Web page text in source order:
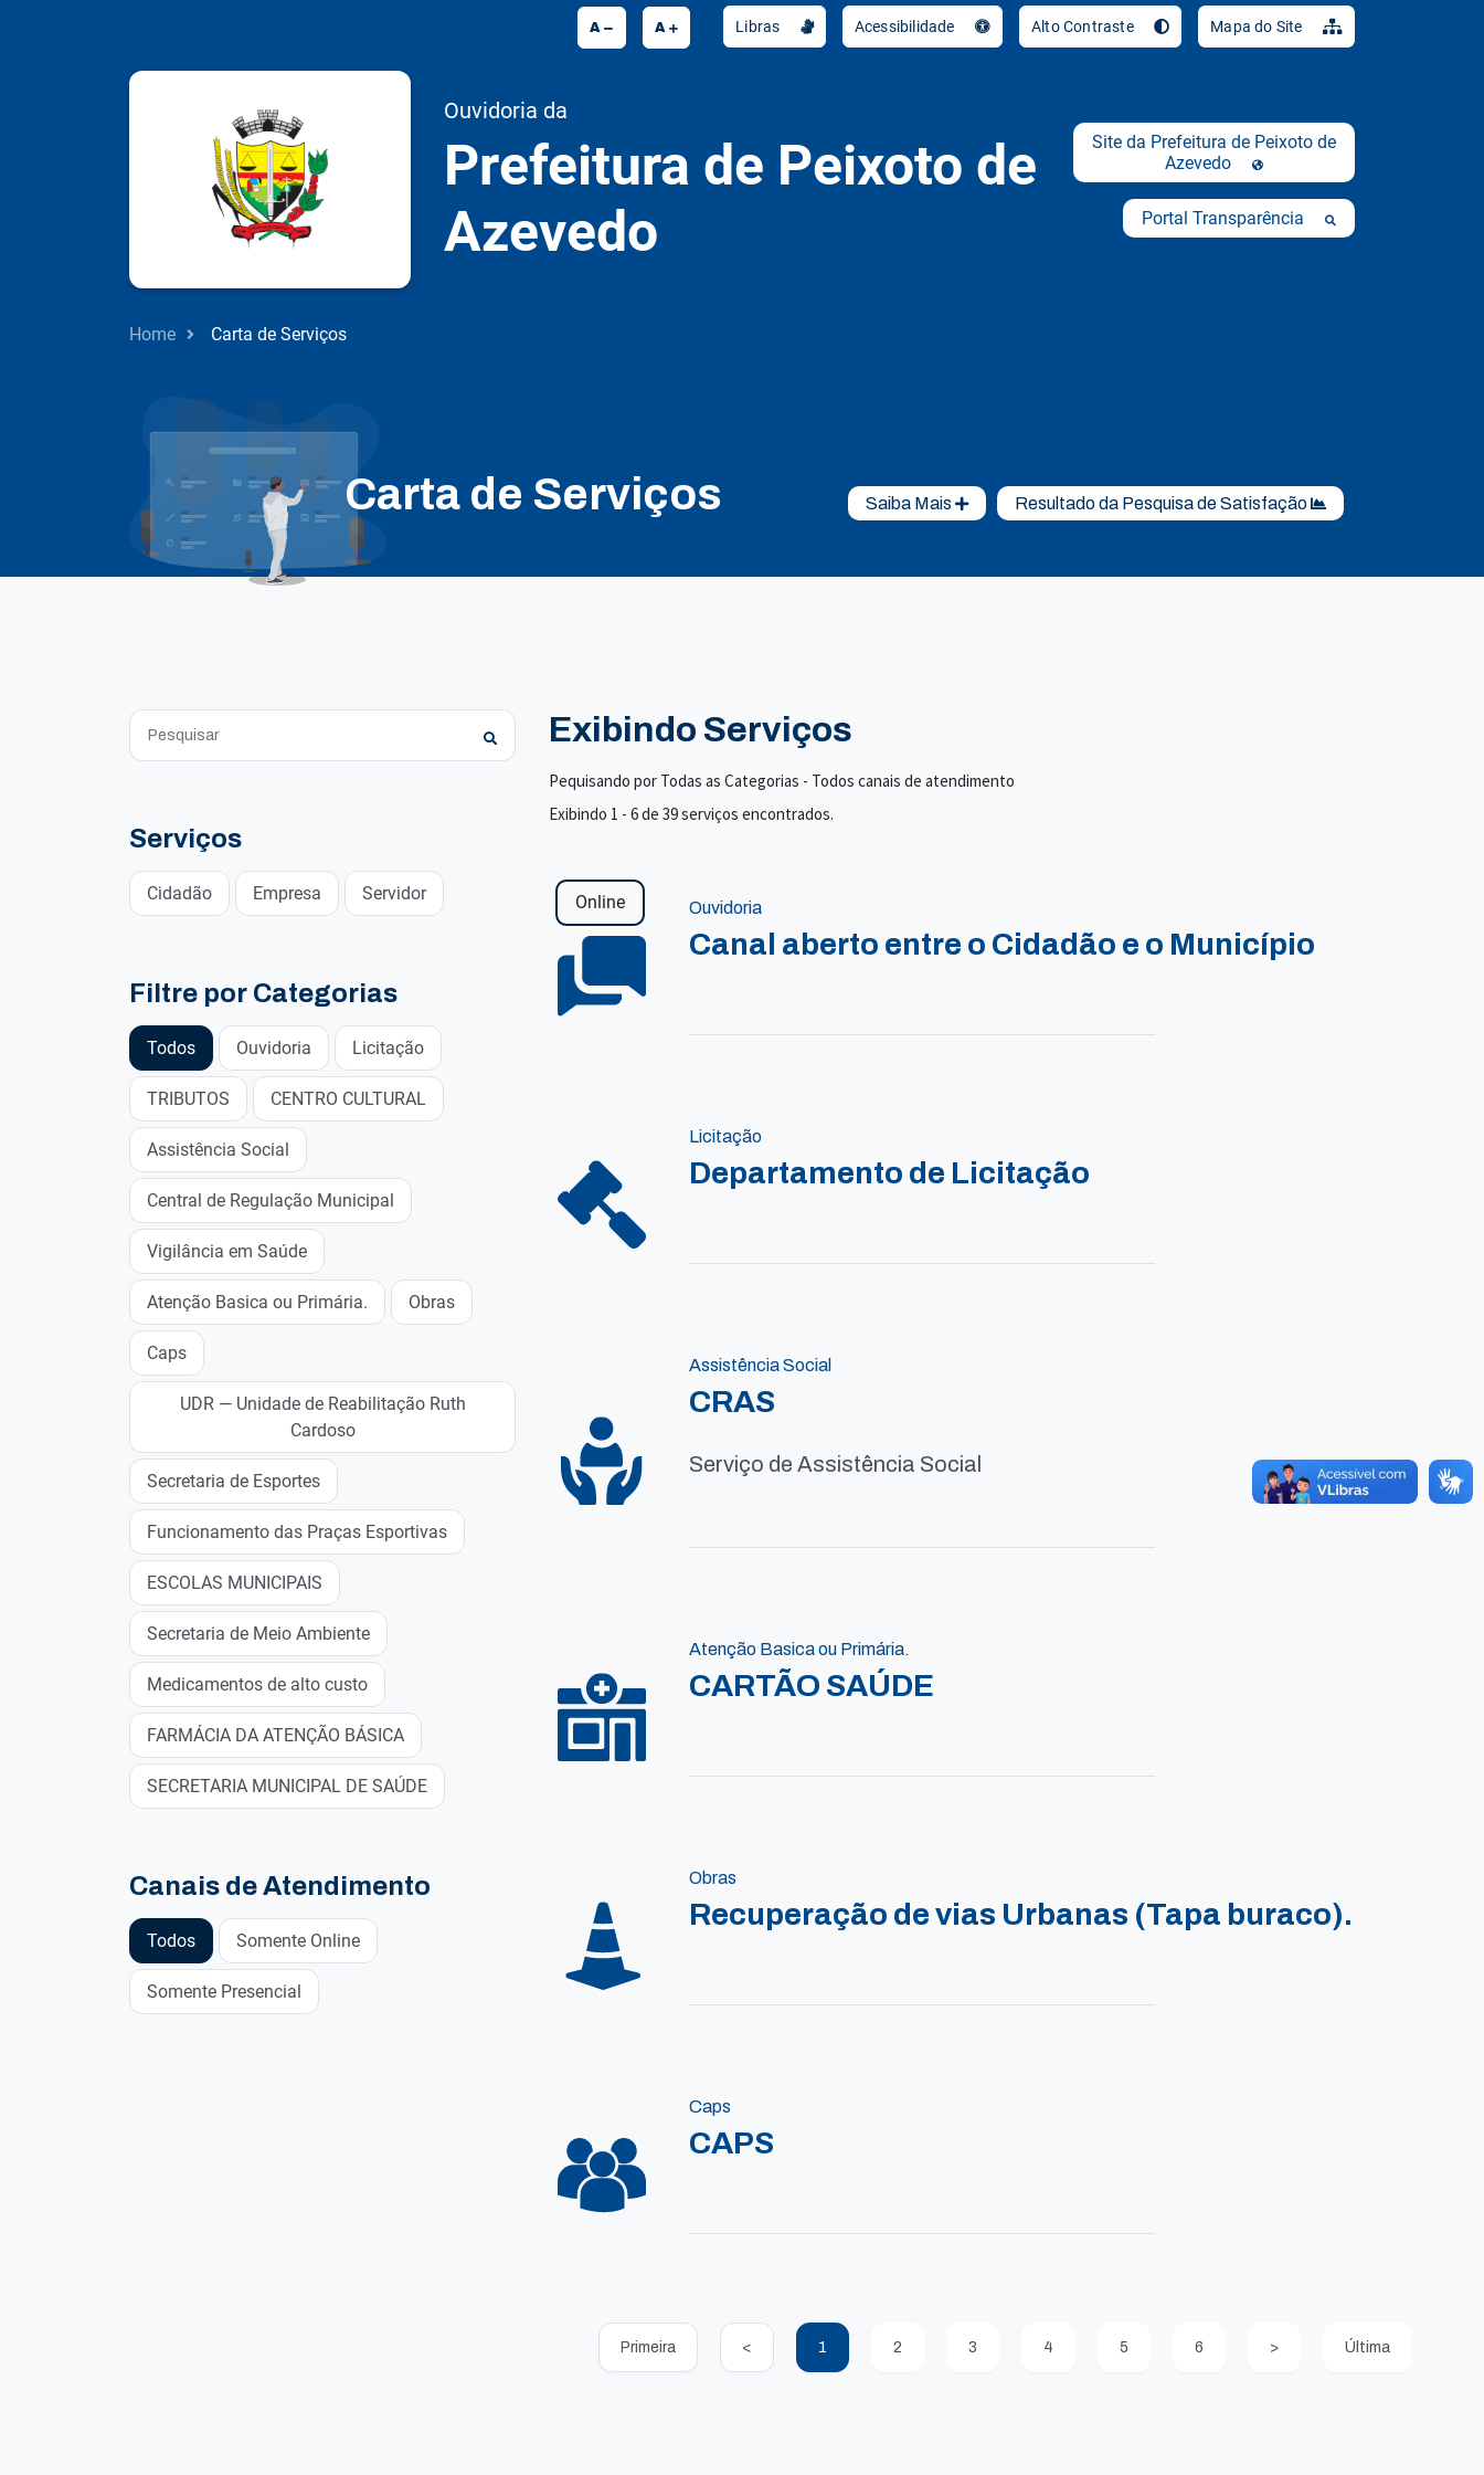
A A Libras Acessibilidade Alto Contraste Mapa do Site
Ouvidoria da
Prefeitura de Peixoto de
Azevedo
Site da Prefeitura de Peixoto de
Azevedo
Portal Transparência
Home Carta de Serviços
Carta de Serviços Saiba Mais Resultado da Pesquisa de Satisfação
Serviços
Cidadão Empresa Servidor
Filtre por Categorias
Todos Ouvidoria Licitação
TRIBUTOS CENTRO CULTURAL
Assistência Social
Central de Regulação Municipal
Vigilância em Saúde
Atenção Basica ou Primária. Obras
Caps
UDR — Unidade de Reabilitação Ruth
Cardoso
Secretaria de Esportes
Funcionamento das Praças Esportivas
ESCOLAS MUNICIPAIS
Secretaria de Meio Ambiente
Medicamentos de alto custo
FARMÁCIA DA ATENÇÃO BÁSICA
SECRETARIA MUNICIPAL DE SAÚDE
Canais de Atendimento
Todos Somente Online
Somente Presencial
Exibindo Serviços
Pequisando por Todas as Categorias - Todos canais de atendimento
Exibindo 1 - 6 de 39 serviços encontrados.
Online Ouvidoria
Canal aberto entre o Cidadão e o Município
Licitação
Departamento de Licitação
Assistência Social
CRAS
Serviço de Assistência Social
Atenção Basica ou Primária.
CARTÃO SAÚDE
Obras
Recuperação de vias Urbanas (Tapa buraco).
Caps
CAPS
Primeira < 1 2 3 4 5 6 > Última